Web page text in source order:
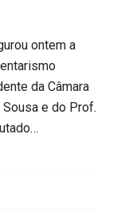
ontem a
da Câmara
e do Prof.